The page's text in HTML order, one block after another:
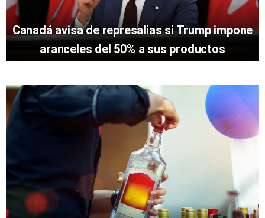
Canadá avisa de represalias si Trump impone
aranceles del 50% a sus productos